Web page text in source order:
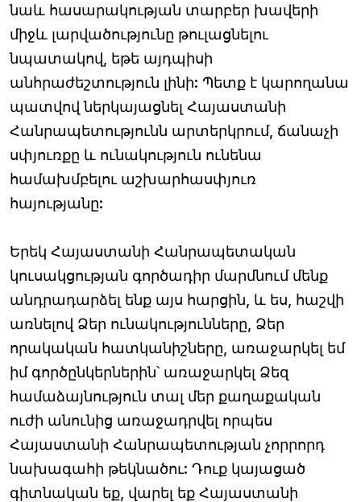
նաև հասարակության տարբեր խավերի
միջև լարվածությունը թուլացնելու
նպատակով, եթե այդպիսի
անհրաժեշտություն լինի: Պետք է կարողանա
պատվով ներկայացնել Հայաստանի
Հանրապետությունն արտերկրում, ճանաչի
սփյուռքը և ունակություն ունենա
համախմբելու աշխարհասփյուռ
հայությանը:
Երեկ Հայաստանի Հանրապետական
կուսակցության գործադիր մարմնում մենք
անդրադարձել ենք այս հարցին, և ես, հաշվի
առնելով Ձեր ունակությունները, Ձեր
որակական հատկանիշները, առաջարկել եմ
իմ գործընկերներին՝ առաջարկել Ձեզ
համաձայնություն տալ մեր քաղաքական
ուժի անունից առաջադրվել որպես
Հայաստանի Հանրապետության չորրորդ
նախագահի թեկնածու: Դուք կայացած
գիտնական եք, վարել եք Հայաստանի